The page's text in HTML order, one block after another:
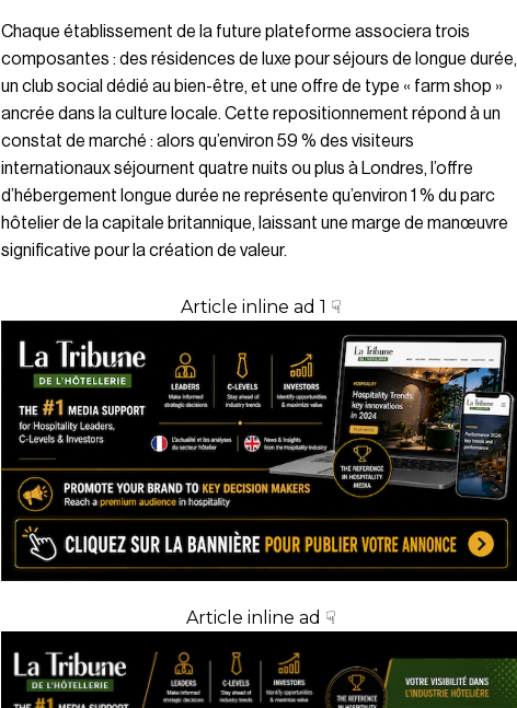
Chaque établissement de la future plateforme associera trois
composantes : des résidences de luxe pour séjours de longue durée,
un club social dédié au bien-être, et une offre de type « farm shop »
ancrée dans la culture locale. Cette repositionnement répond à un
constat de marché : alors qu’environ 59 % des visiteurs
internationaux séjournent quatre nuits ou plus à Londres, l’offre
d’hébergement longue durée ne représente qu’environ 1 % du parc
hôtelier de la capitale britannique, laissant une marge de manœuvre
significative pour la création de valeur.
Article inline ad 1 ☟
Article inline ad ☟